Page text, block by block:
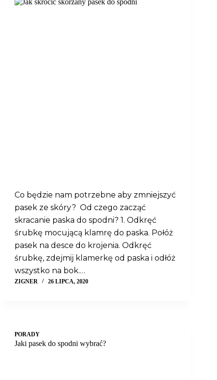
Co będzie nam potrzebne aby zmniejszyć
pasek ze skóry? Od czego zacząć
skracanie paska do spodni? 1. Odkręć
śrubkę mocującą klamrę do paska. Połóż
pasek na desce do krojenia. Odkręć
śrubkę, zdejmij klamerkę od paska i odłóż
wszystko na bok.…
ZIGNER 26 LIPCA, 2020
PORADY
Jaki pasek do spodni wybrać?